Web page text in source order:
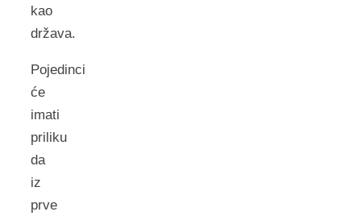
kao
država.
Pojedinci
će
imati
priliku
da
iz
prve